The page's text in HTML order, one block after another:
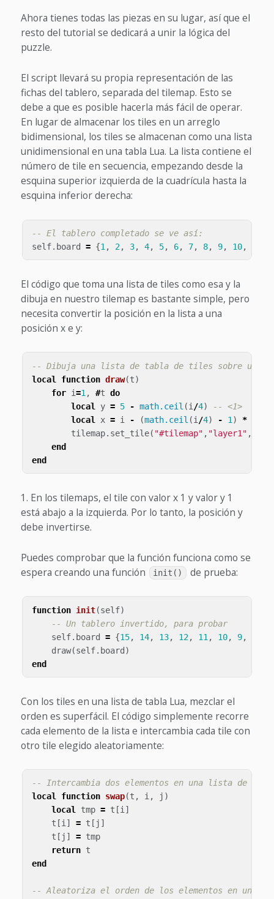
Ahora tienes todas las piezas en su lugar, así que el
resto del tutorial se dedicará a unir la lógica del
puzzle.
El script llevará su propia representación de las
fichas del tablero, separada del tilemap. Esto se
debe a que es posible hacerla más fácil de operar.
En lugar de almacenar los tiles en un arreglo
bidimensional, los tiles se almacenan como una lista
unidimensional en una tabla Lua. La lista contiene el
número de tile en secuencia, empezando desde la
esquina superior izquierda de la cuadrícula hasta la
esquina inferior derecha:
-- El tablero completado se ve así:
self. board = {1 , 2, 3, 4, 5, 6, 7, 8, 9, 10,
El código que toma una lista de tiles como esa y la
dibuja en nuestro tilemap es bastante simple, pero
necesita convertir la posición en la lista a una
posición x e y:
-- Dibuja una lista de tabla de tiles sobre un
local
function draw(t)
for i=1 , #t do
local
y = 5 - math.ceil (i /4)
-- <1>
local
x = i - (math.ceil (i /4) - 1 ) *
tilemap. set_tile( "#tilemap" , "layer1" ,
end
end
En los tilemaps, el tile con valor x 1 y valor y 1
está abajo a la izquierda. Por lo tanto, la posición y
debe invertirse.
Puedes comprobar que la función funciona como se
espera creando una función
init() de prueba:
function init(self)
-- Un tablero invertido, para probar
self. board = {15, 14, 13, 12, 11 , 10, 9,
draw(self. board)
end
Con los tiles en una lista de tabla Lua, mezclar el
orden es superfácil. El código simplemente recorre
cada elemento de la lista e intercambia cada tile con
otro tile elegido aleatoriamente:
-- Intercambia dos elementos en una lista de
local function swap(t , i, j )
local tmp = t [i]
t [i] = t [ j ]
t [ j ] = tmp
return t
end
-- Aleatoriza el orden de los elementos en una